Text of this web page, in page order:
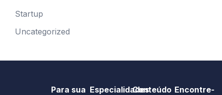
Startup
Uncategorized
Para sua EspecialidadesConteúdo Encontre-